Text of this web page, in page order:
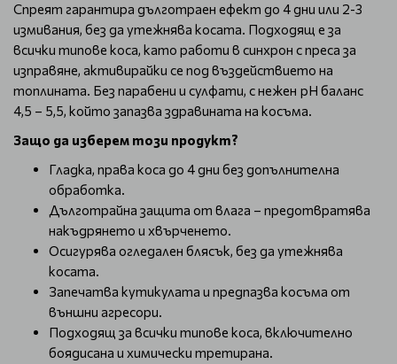
Спреят гарантира дълготраен ефект до 4 дни или 2-3
измивания, без да утежнява косата. Подходящ е за
всички типове коса, като работи в синхрон с преса за
изправяне, активирайки се под въздействието на
топлината. Без парабени и сулфати, с нежен pH баланс
4,5 – 5,5, който запазва здравината на косъма.
Защо да изберем този продукт?
Гладка, права коса до 4 дни без допълнителна
обработка.
Дълготрайна защита от влага – предотвратява
накъдрянето и хвърченето.
Осигурява огледален блясък, без да утежнява
косата.
Запечатва кутикулата и предпазва косъма от
външни агресори.
Подходящ за всички типове коса, включително
боядисана и химически третирана.